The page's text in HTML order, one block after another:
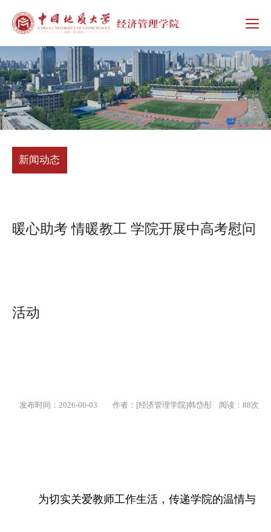
新闻动态
暖心助考 情暖教工 学院开展中高考慰问
活动
发布时间：2026-06-03 作者：[经济管理学院]韩岱彤 阅读：88次
为切实关爱教师工作生活，传递学院的温情与